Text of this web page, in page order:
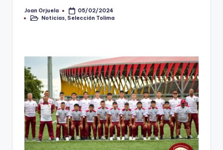
Publicado
por
Joan Orjuela
05/02/2024
Publicado
Noticias Selección Tolima